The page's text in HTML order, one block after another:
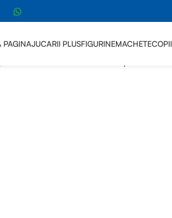
PAGINAJUCARII PLUSFIGURINEMACHETECOPII